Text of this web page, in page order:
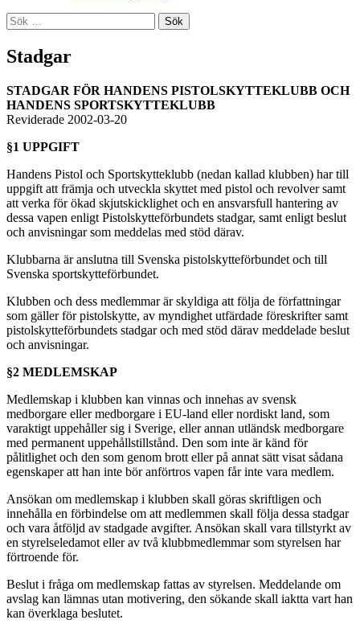
Sök
efter:
Stadgar
STADGAR FÖR HANDENS PISTOLSKYTTEKLUBB OCH
HANDENS SPORTSKYTTEKLUBB
Reviderade 2002-03-20
§1 UPPGIFT
Handens Pistol och Sportskytteklubb (nedan kallad klubben) har till
uppgift att främja och utveckla skyttet med pistol och revolver samt
att verka för ökad skjutskicklighet och en ansvarsfull hantering av
dessa vapen enligt Pistolskytteförbundets stadgar, samt enligt beslut
och anvisningar som meddelas med stöd därav.
Klubbarna är anslutna till Svenska pistolskytteförbundet och till
Svenska sportskytteförbundet.
Klubben och dess medlemmar är skyldiga att följa de författningar
som gäller för pistolskytte, av myndighet utfärdade föreskrifter samt
pistolskytteförbundets stadgar och med stöd därav meddelade beslut
och anvisningar.
§2 MEDLEMSKAP
Medlemskap i klubben kan vinnas och innehas av svensk
medborgare eller medborgare i EU-land eller nordiskt land, som
varaktigt uppehåller sig i Sverige, eller annan utländsk medborgare
med permanent uppehållstillstånd. Den som inte är känd för
pålitlighet och den som genom brott eller på annat sätt visat sådana
egenskaper att han inte bör anförtros vapen får inte vara medlem.
Ansökan om medlemskap i klubben skall göras skriftligen och
innehålla en förbindelse om att medlemmen skall följa dessa stadgar
och vara åtföljd av stadgade avgifter. Ansökan skall vara tillstyrkt av
en styrelseledamot eller av två klubbmedlemmar som styrelsen har
förtroende för.
Beslut i fråga om medlemskap fattas av styrelsen. Meddelande om
avslag kan lämnas utan motivering, den sökande skall iaktta vart han
kan överklaga beslutet.